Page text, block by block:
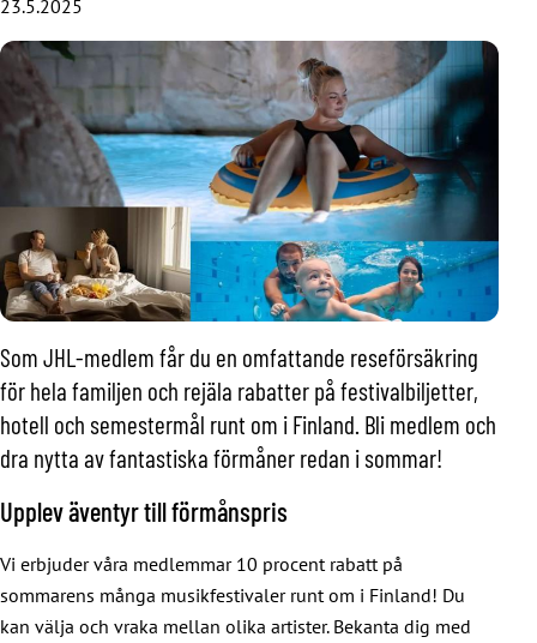
23.5.2025
Som JHL-medlem får du en omfattande reseförsäkring
för hela familjen och rejäla rabatter på festivalbiljetter,
hotell och semestermål runt om i Finland. Bli medlem och
dra nytta av fantastiska förmåner redan i sommar!
Upplev äventyr till förmånspris
Vi erbjuder våra medlemmar 10 procent rabatt på
sommarens många musikfestivaler runt om i Finland! Du
kan välja och vraka mellan olika artister. Bekanta dig med